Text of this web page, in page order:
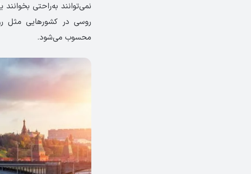
روسی در کشورهایی مثل
محسوب می‌شود.